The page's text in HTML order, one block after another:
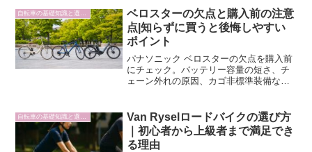
自転車の基礎知識と選び方
ベロスターの欠点と購入前の注意
点|知らずに買うと後悔しやすい
ポイント
パナソニック ベロスターの欠点を購入前
にチェック。バッテリー容量の短さ、チ
ェーン外れの原因、カゴ非標準装備な
自転車の基礎知識と選び方
Van Ryselロードバイクの選び方
｜初心者から上級者まで満足でき
る理由